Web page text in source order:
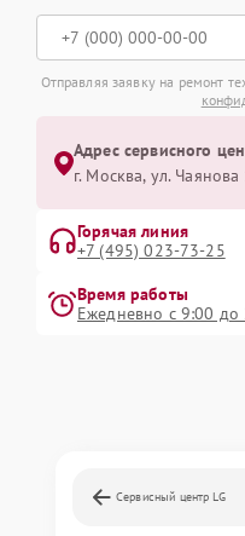
Отправляя заявку на ремонт
Адрес сервисного
г. Москва, ул. Чаянова
Горячая линия
+7 (495) 023-73-25
Время работы
Ежедневно с 9:00 до
Сервисный центр LG